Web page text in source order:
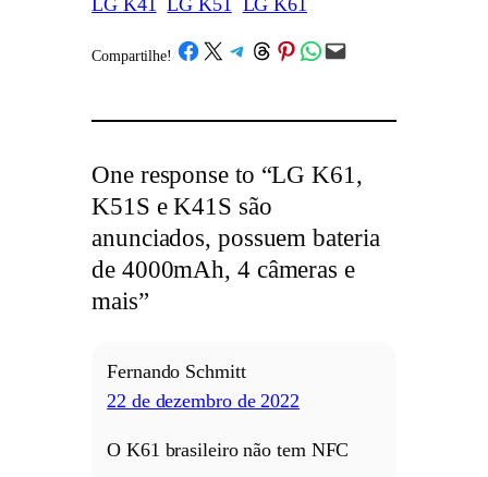
Compartilhe!/Share on Facebook
Share on X Share on Telegram
Share on Threads
Share on Pinterest
Share on WhatsApp
Email this Page
One response to “LG K61,
K51S e K41S são
anunciados, possuem bateria
de 4000mAh, 4 câmeras e
mais”
Fernando Schmitt
22 de dezembro de 2022
O K61 brasileiro não tem NFC